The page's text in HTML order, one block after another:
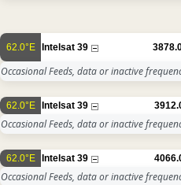
62.0°E Intelsat 39
Occasional Feeds, data or inactive
62.0°E Intelsat 39
Occasional Feeds, data or inactive
62.0°E Intelsat 39
Occasional Feeds, data or inactive